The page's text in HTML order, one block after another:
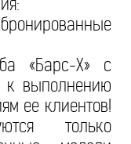
«Барс-Х» с
к выполнению
ее клиентов!
только